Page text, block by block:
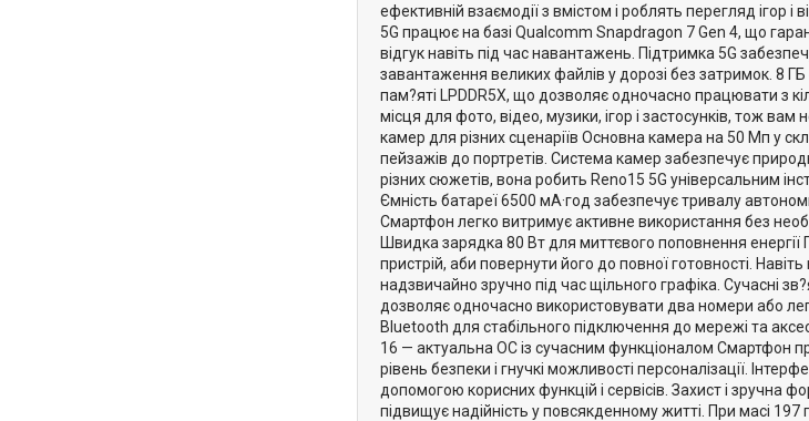
ефективній взаємодії з вмістом і роблять перегляд ігор
5G працює на базі Qualcomm Snapdragon 7 Gen 4, що
відгук навіть під час навантажень. Підтримка 5G
завантаження великих файлів у дорозі без затримок. 8
пам?яті LPDDR5X, що дозволяє одночасно працювати з
місця для фото, відео, музики, ігор і застосунків, тож
камер для різних сценаріїв Основна камера на 50 Мп у
пейзажів до портретів. Система камер забезпечує
різних сюжетів, вона робить Reno15 5G універсальним
Ємність батареї 6500 мА·год забезпечує тривалу
Смартфон легко витримує активне використання без
Швидка зарядка 80 Вт для миттєвого поповнення
пристрій, аби повернути його до повної готовності.
надзвичайно зручно під час щільного графіка. Сучасні
дозволяє одночасно використовувати два номери або
Bluetooth для стабільного підключення до мережі та
16 — актуальна ОС із сучасним функціоналом Смартфон
рівень безпеки і гнучкі можливості персоналізації.
допомогою корисних функцій і сервісів. Захист і зручна
підвищує надійність у повсякденному житті. При масі